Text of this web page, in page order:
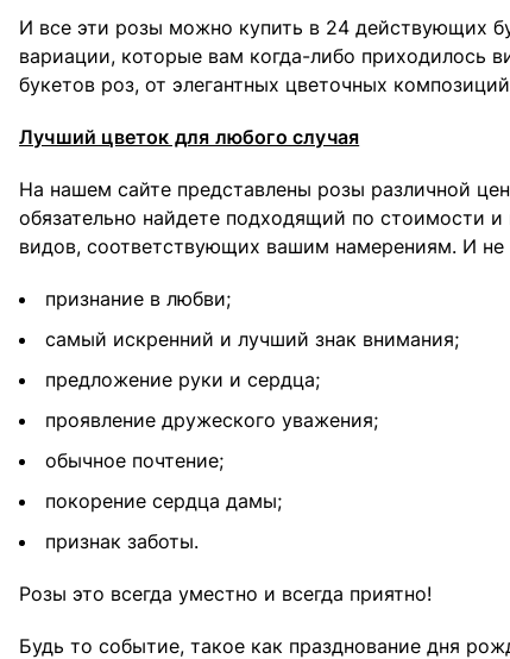
И все эти розы можно купить в 24 действующих
вариации, которые вам когда-либо приходилось
букетов роз, от элегантных цветочных
Лучший цветок для любого случая
На нашем сайте представлены розы различной
обязательно найдете подходящий по стоимости
видов, соответствующих вашим намерениям. И не
признание в любви;
самый искренний и лучший знак внимания;
предложение руки и сердца;
проявление дружеского уважения;
обычное почтение;
покорение сердца дамы;
признак заботы.
Розы это всегда уместно и всегда приятно!
Будь то событие, такое как празднование дня